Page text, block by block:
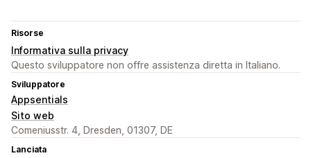
Risorse
Informativa sulla privacy
Questo sviluppatore non offre assistenza diretta in Italiano.
Sviluppatore
Appsentials
Sito web
Comeniusstr. 4, Dresden, 01307, DE
Lanciata